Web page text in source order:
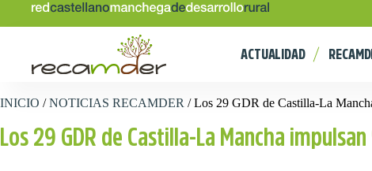
ACTUALIDAD
INICIO /NOTICIAS RECAMDER /Los 29 GDR de Castilla-La
Los 29 GDR de Castilla-La Mancha